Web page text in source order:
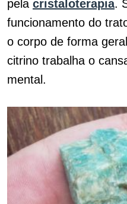
pela cristaloterapia.
funcionamento do
o corpo de forma
citrino trabalha o
mental.